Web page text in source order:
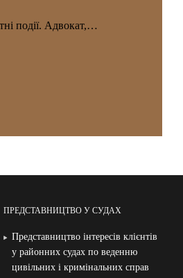
події. Адвокат,…
ПРЕДСТАВНИЦТВО У СУДАХ
Представництво інтересів клієнтів
у районних судах по веденню
цивільних і кримінальних справ